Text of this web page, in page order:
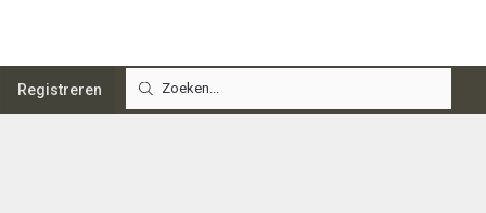
Registreren